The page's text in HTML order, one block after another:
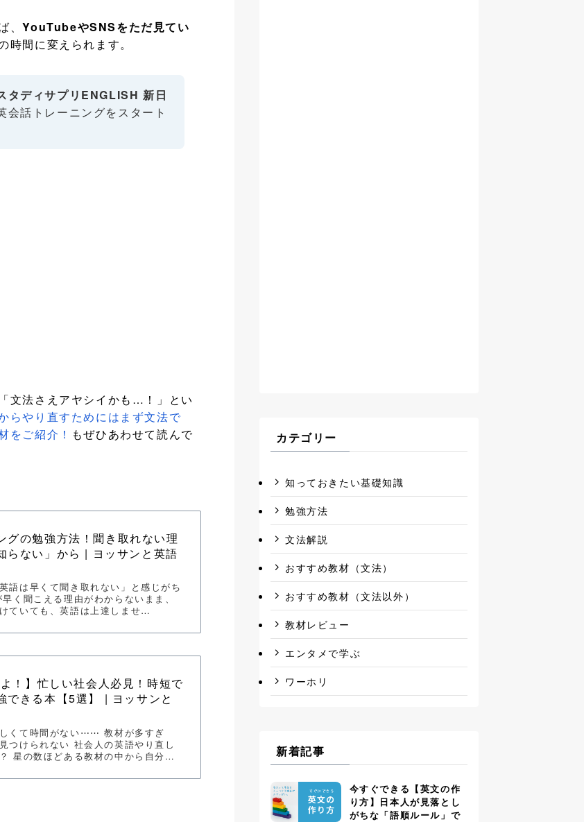
、YouTubeやSNSをただ見てい
時間に変えられます。
タディサプリENGLISH 新日
会話トレーニングをスタート
文法さえアヤシイかも…！」とい
らやり直すためにはまず文法で
をご紹介！ もぜひあわせて読んで
グの勉強方法！聞き取れない理
らない」から | ヨッサンと英語
語は早くて聞き取れない」と感じがち
く聞こえる理由がわからないまま、
ていても、英語は上達しませ…
！】忙しい社会人必見！時短で
できる本【5選】 | ヨッサンと
くて時間がない⋯⋯ 教材が多すぎ
つけられない 社会人の英語やり直し
星の数ほどある教材の中から自分…
カテゴリー
知っておきたい基礎知識
勉強方法
文法解説
おすすめ教材（文法）
おすすめ教材（文法以外）
教材レビュー
エンタメで学ぶ
ワーホリ
新着記事
今すぐできる【英文の作
り方】日本人が見落とし
がちな「語順ルール」で